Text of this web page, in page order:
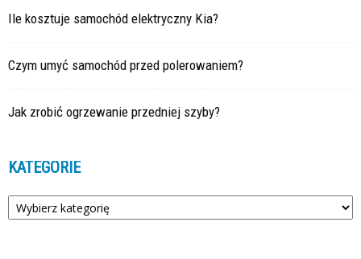
Ile kosztuje samochód elektryczny Kia?
Czym umyć samochód przed polerowaniem?
Jak zrobić ogrzewanie przedniej szyby?
KATEGORIE
Kategorie